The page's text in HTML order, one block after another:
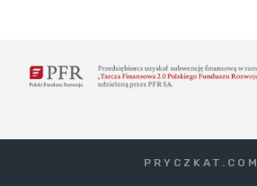
PRYCZKAT.COM